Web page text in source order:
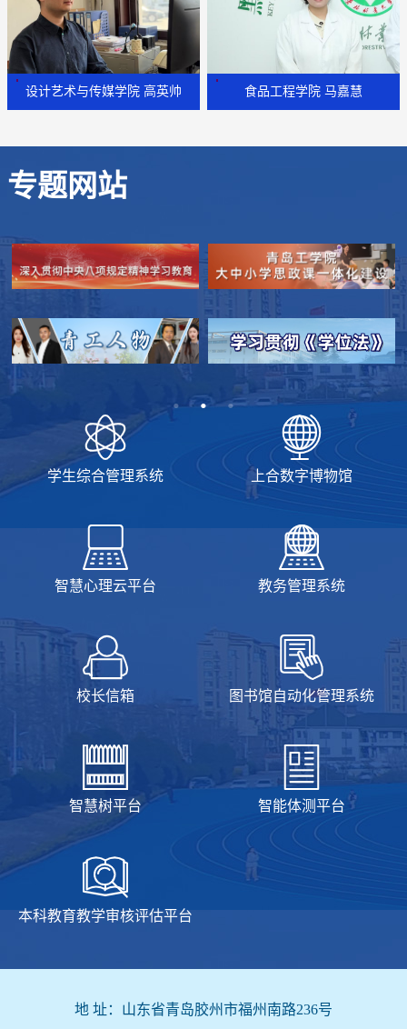
设计艺术与传媒学院 高英帅 食品工程学院 马嘉慧
专题网站
学生综合管理系统 上合数字博物馆
智慧心理云平台 教务管理系统
校长信箱 图书馆自动化管理系统
智慧树平台 智能体测平台
本科教育教学审核评估平台
地 址：山东省青岛胶州市福州南路236号